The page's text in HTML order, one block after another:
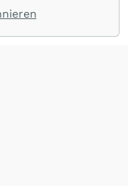
reicht